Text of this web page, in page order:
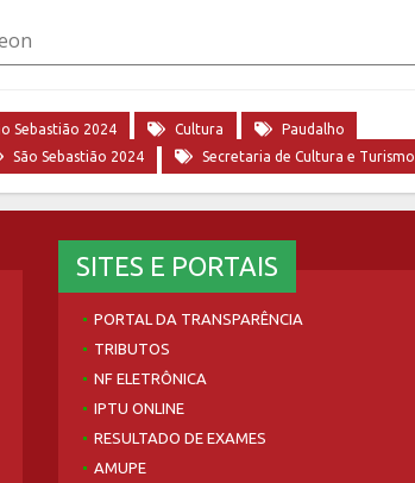
Sebastião 2024 Cultura
Paudalho
São Sebastião 2024 Secretaria de Cultura e Turismo
SITES E PORTAIS
PORTAL DA TRANSPARÊNCIA
TRIBUTOS
NF ELETRÔNICA
IPTU ONLINE
RESULTADO DE EXAMES
AMUPE